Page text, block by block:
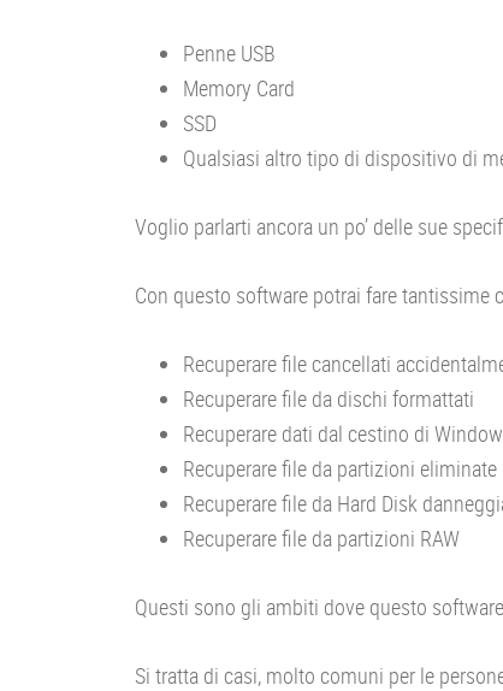
Penne USB
Memory Card
SSD
Qualsiasi altro tipo di dispositivo di
Voglio parlarti ancora un po’ delle sue
Con questo software potrai fare tantissime
Recuperare file cancellati
Recuperare file da dischi formattati
Recuperare dati dal cestino di
Recuperare file da partizioni eliminate
Recuperare file da Hard Disk
Recuperare file da partizioni RAW
Questi sono gli ambiti dove questo
Si tratta di casi, molto comuni per le